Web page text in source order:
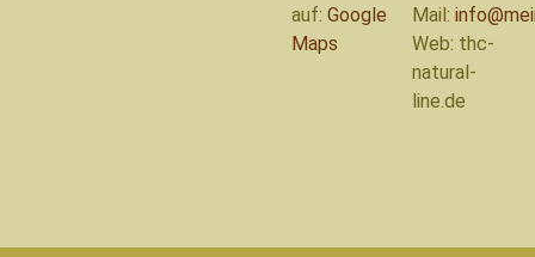
Mail:
Web: thc-
natural-
line.de
auf:Google
Maps